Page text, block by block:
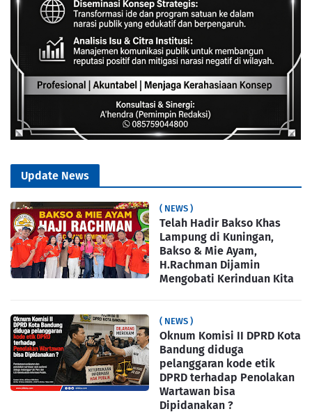
Update News
( NEWS )
Telah Hadir Bakso Khas
Lampung di Kuningan,
Bakso & Mie Ayam,
H.Rachman Dijamin
Mengobati Kerinduan Kita
( NEWS )
Oknum Komisi II DPRD Kota
Bandung diduga
pelanggaran kode etik
DPRD terhadap Penolakan
Wartawan bisa
Dipidanakan ?